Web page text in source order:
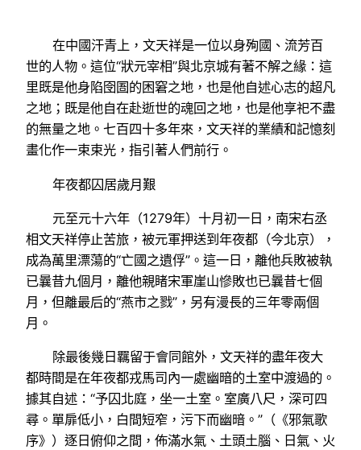
在中國汗青上，文天祥是一位以身殉國、流芳百
世的人物。這位“狀元宰相”與北京城有著不解之緣：這
里既是他身陷囹圄的困窘之地，也是他自述心志的超凡
之地；既是他自在赴逝世的魂回之地，也是他享祀不盡
的無量之地。七百四十多年來，文天祥的業績和記憶刻
畫化作一束束光，指引著人們前行。
年夜都囚居歲月艱
元至元十六年（1279年）十月初一日，南宋右丞
相文天祥停止苦旅，被元軍押送到年夜都（今北京），
成為萬里漂蕩的“亡國之遺俘”。這一日，離他兵敗被執
已曩昔九個月，離他親睹宋軍崖山慘敗也已曩昔七個
月，但離最后的“燕市之戮”，另有漫長的三年零兩個
月。
除最後幾日羈留于會同館外，文天祥的盡年夜大
都時間是在年夜都戎馬司內一處幽暗的土室中渡過的。
據其自述：“予囚北庭，坐一土室。室廣八尺，深可四
尋。單扉低小，白間短窄，污下而幽暗。”（《邪氣歌
序》）逐日俯仰之間，佈滿水氣、土頭土腦、日氣、火